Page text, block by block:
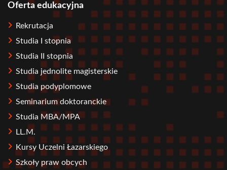
Stopka
Oferta edukacyjna
Rekrutacja
Studia I stopnia
Studia II stopnia
Studia jednolite magisterskie
Studia podyplomowe
Seminarium doktoranckie
Studia MBA/MPA
LL.M.
Kursy Uczelni Łazarskiego
Szkoły praw obcych